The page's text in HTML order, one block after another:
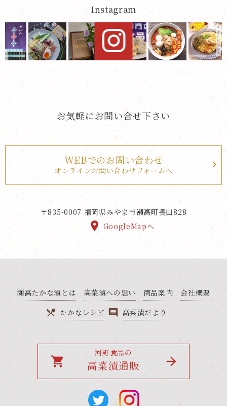
Instagram
お気軽にお問い合せ下さい
WEBでのお問い合わせ
オンラインお問い合わせフォームへ
〒835-0007 福岡県みやま市瀬高町長田828
GoogleMapへ
瀬高たかな漬とは 高菜漬への想い 商品案内
会社概要
たかなレシピ
高菜漬だより
河野食品の
高菜漬通販
local_grocery_store